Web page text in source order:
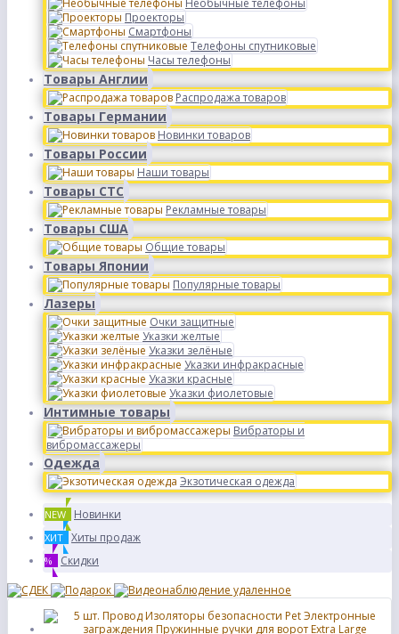
Необычные телефоны
Проекторы
Смартфоны
Телефоны спутниковые
Часы телефоны
Товары Англии
Распродажа товаров
Товары Германии
Новинки товаров
Товары России
Наши товары
Товары СТС
Рекламные товары
Товары США
Общие товары
Товары Японии
Популярные товары
Лазеры
Очки защитные
Указки желтые
Указки зелёные
Указки инфракрасные
Указки красные
Указки фиолетовые
Интимные товары
Вибраторы и
вибромассажеры
Одежда
Экзотическая одежда
NEW Новинки
ХИТ Хиты продаж
% Скидки